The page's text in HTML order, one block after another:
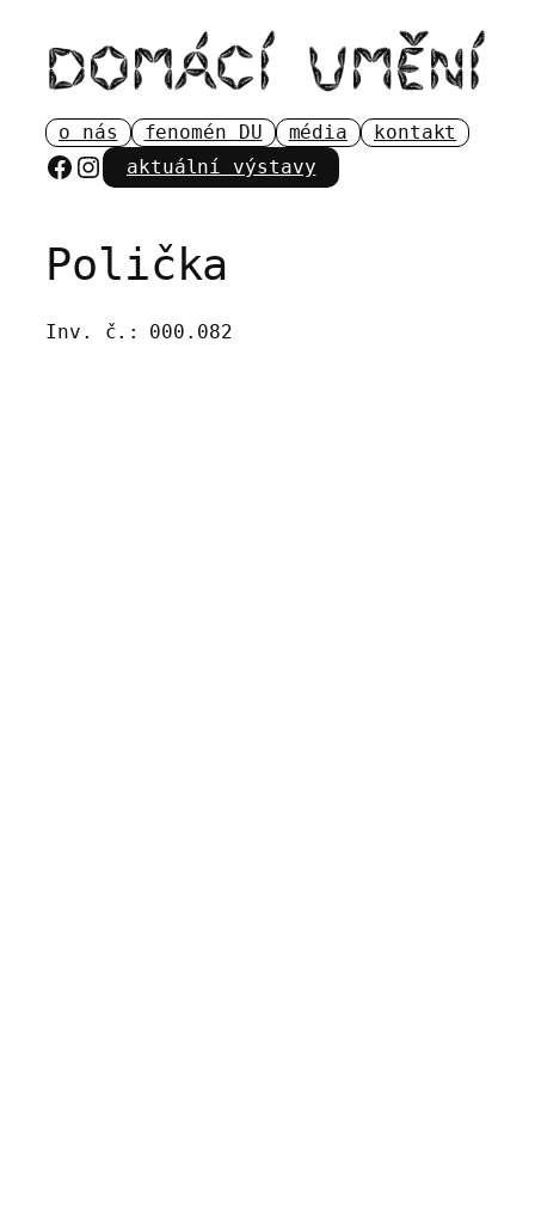
obsah
o nás fenomén DU média kontakt
Facebook
Instagram
aktuální výstavy
Polička
Inv. č.: 000.082